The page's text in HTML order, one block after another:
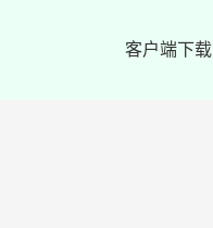
客户端下载